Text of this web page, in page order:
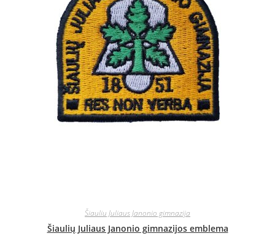
Šiauliu Juliaus Janonio gimnazija
Šiaulių Juliaus Janonio gimnazijos emblema